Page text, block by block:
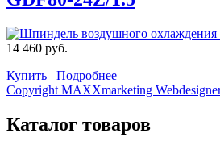
14 460 руб.
Купить
Подробнее
Copyright MAXXmarketing
Каталог товаров